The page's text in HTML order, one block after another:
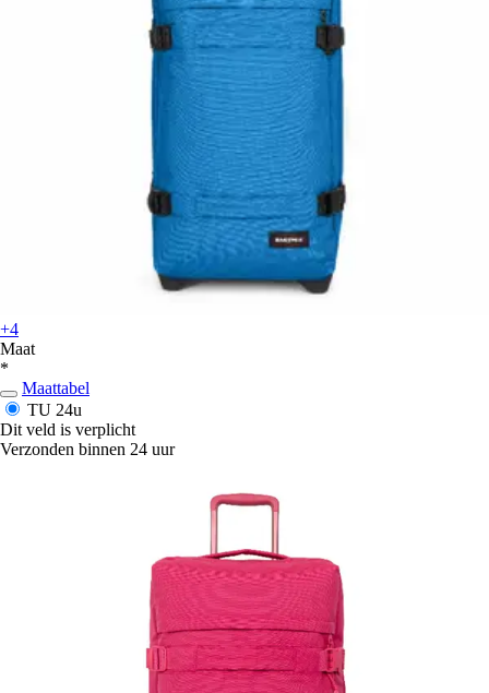
+4
Maat
*
Maattabel
TU 24u
Dit veld is verplicht
Verzonden binnen 24 uur